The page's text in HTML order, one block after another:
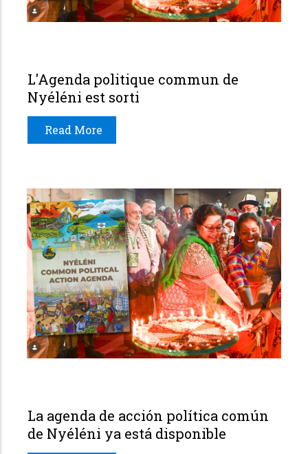
L'Agenda politique commun de
Nyéléni est sorti
Read More
La agenda de acción política común
de Nyéléni ya está disponible